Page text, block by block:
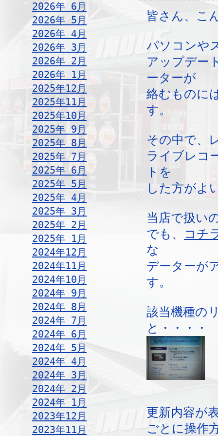
2026年 6月
2026年 5月
2026年 4月
2026年 3月
2026年 2月
2026年 1月
2025年12月
2025年11月
2025年10月
2025年 9月
2025年 8月
2025年 7月
2025年 6月
2025年 5月
2025年 4月
2025年 3月
2025年 2月
2025年 1月
2024年12月
2024年11月
2024年10月
2024年 9月
2024年 8月
2024年 7月
2024年 6月
2024年 5月
2024年 4月
2024年 3月
2024年 2月
2024年 1月
2023年12月
2023年11月
皆さん、こ
パソコンや
アップデー
ーターが
絡むものに
す。
その中で、
ライブレコ
トを
した方がよ
当店で扱い
でも、
コチ
な
データーが
す。
該当機種の
と・・・・
更新内容が
ごとに操作